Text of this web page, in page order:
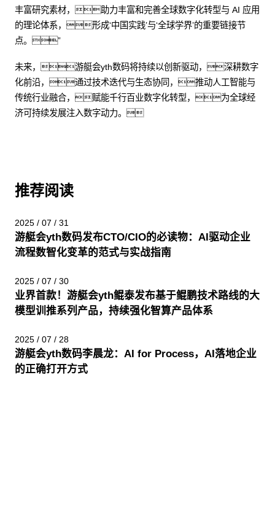
丰富研究素材，助力丰富和完善全球数字化转型与 AI 应用
的理论体系，形成‘中国实践’与‘全球学界’的重要链接节
点。”
未来，游艇会yth数码将持续以创新驱动，深耕数字
化前沿，通过技术迭代与生态协同，推动人工智能与
传统行业融合，赋能千行百业数字化转型，为全球经
济可持续发展注入数字动力。
推荐阅读
2025 / 07 / 31
游艇会yth数码发布CTO/CIO的必读物：AI驱动企业
流程数智化变革的范式与实战指南
2025 / 07 / 30
业界首款！游艇会yth鲲泰发布基于鲲鹏技术路线的大
模型训推系列产品，持续强化智算产品体系
2025 / 07 / 28
游艇会yth数码李晨龙：AI for Process，AI落地企业
的正确打开方式